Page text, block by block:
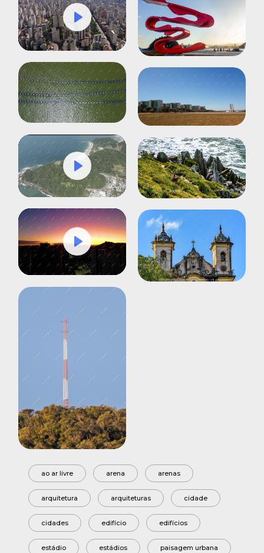
Mute Settings
Play
Mute Settings
Play
Mute Settings
Play
ao ar livre arena arenas
arquitetura arquiteturas cidade
cidades edifício edifícios
estádio estádios paisagem urbana